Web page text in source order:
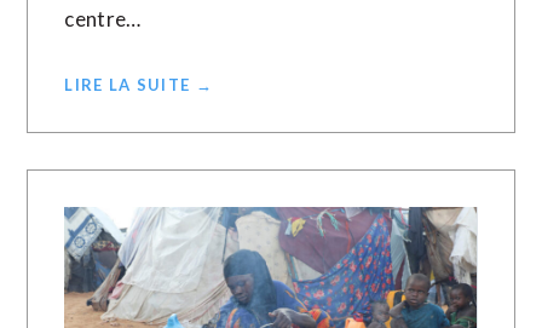
centre…
LIRE LA SUITE →